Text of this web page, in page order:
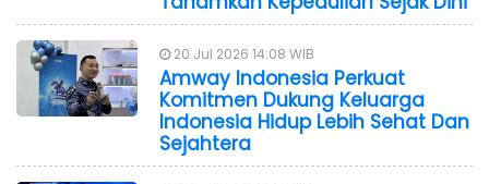
20 Jul 2026 14:08 WIB
Amway Indonesia Perkuat
Komitmen Dukung Keluarga
Indonesia Hidup Lebih Sehat Dan
Sejahtera